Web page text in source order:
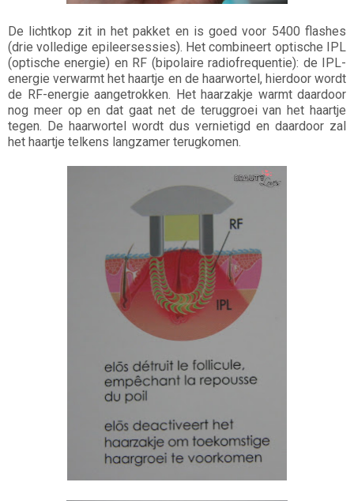
De lichtkop zit in het pakket en is goed voor 5400 flashes
(drie volledige epileersessies). Het combineert optische IPL
(optische energie) en RF (bipolaire radiofrequentie): de IPL-
energie verwarmt het haartje en de haarwortel, hierdoor wordt
de RF-energie aangetrokken. Het haarzakje warmt daardoor
nog meer op en dat gaat net de teruggroei van het haartje
tegen. De haarwortel wordt dus vernietigd en daardoor zal
het haartje telkens langzamer terugkomen.